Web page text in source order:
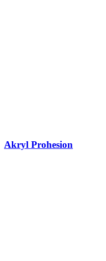
Akryl Prohesion